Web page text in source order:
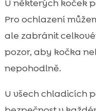
U některých koček
Pro ochlazení
ale zabránit
pozor, aby kočka
nepohodlně.
U všech chladicích